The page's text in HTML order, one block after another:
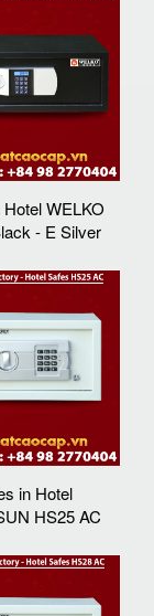
WELKO
- E Silver
in Hotel
HS25 AC